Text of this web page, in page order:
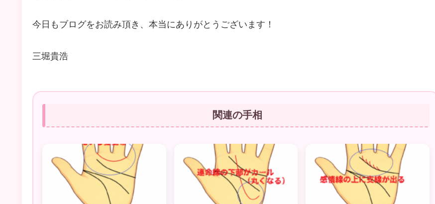
今日もブログをお読み頂き、本当にありがとうございます！
三堀貴浩
関連の手相